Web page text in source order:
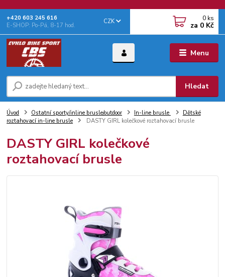
Menu
CZK
Hledat
+‭420 603 245 616‬
E-SHOP: Po-Pá, 8-17 hod.
0 ks
za 0 Kč
Úvod Ostatní sporty/inline brusle/outdoor In-line brusle
Dětské
roztahovací in-line brusle
DASTY GIRL kolečkové roztahovací brusle
DASTY GIRL kolečkové
roztahovací brusle